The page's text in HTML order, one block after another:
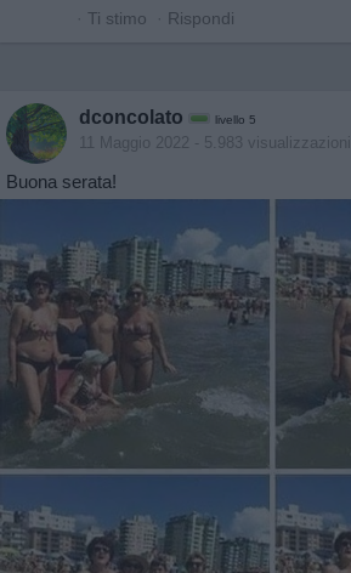
· Ti stimo · Rispondi
dconcolato livello 5
11 Maggio 2022 - 5.983 visualizzazioni
Buona serata!